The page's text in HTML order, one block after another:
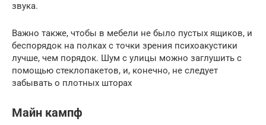
звука.
Важно также, чтобы в мебели не было пустых ящиков, и
беспорядок на полках с точки зрения психоакустики
лучше, чем порядок. Шум с улицы можно заглушить с
помощью стеклопакетов, и, конечно, не следует
забывать о плотных шторах
Майн кампф